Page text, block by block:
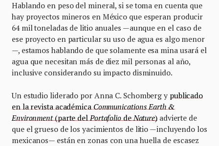
Hablando en peso del mineral, si se toma en cuenta que
hay proyectos mineros en México que esperan producir
64 mil toneladas de litio anuales —aunque en el caso de
ese proyecto en particular su uso de agua es algo menor
—, estamos hablando de que solamente esa mina usará el
agua que necesitan más de diez mil personas al año,
inclusive considerando su impacto disminuido.
Un estudio liderado por Anna C. Schomberg y publicado
en la revista académicaCommunications Earth &
Environment(parte delPortafoliodeNature)advierte de
que el grueso de los yacimientos de litio —incluyendo los
mexicanos— están en zonas con una huella de escasez